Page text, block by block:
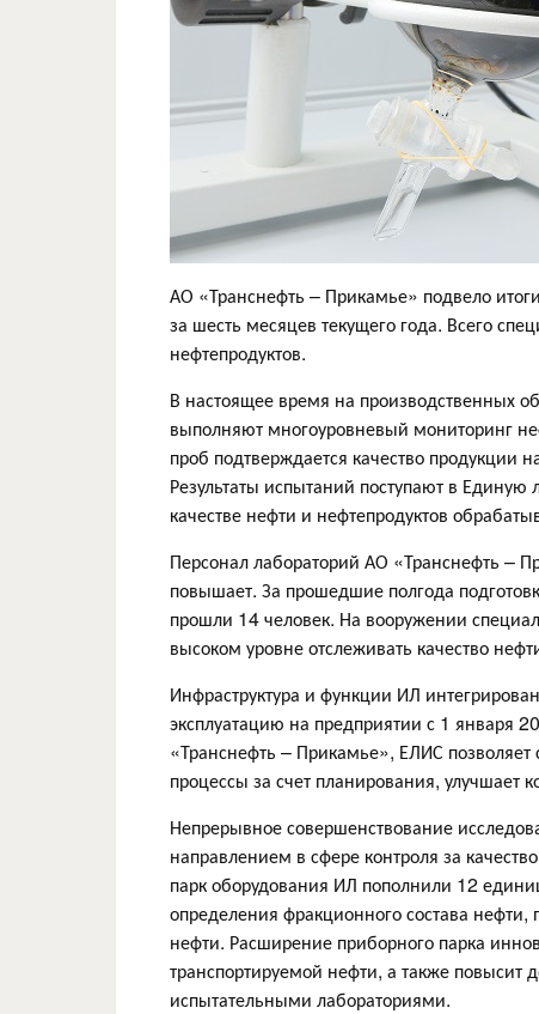
АО «Транснефть – Прикамье» подвело
за шесть месяцев текущего года. Всего
нефтепродуктов.
В настоящее время на производственных
выполняют многоуровневый мониторинг
проб подтверждается качество продукции
Результаты испытаний поступают в
качестве нефти и нефтепродуктов
Персонал лабораторий АО «Транснефть –
повышает. За прошедшие полгода
прошли 14 человек. На вооружении
высоком уровне отслеживать качество
Инфраструктура и функции ИЛ
эксплуатацию на предприятии с 1 января
«Транснефть – Прикамье», ЕЛИС
процессы за счет планирования, улучшает
Непрерывное совершенствование
направлением в сфере контроля за
парк оборудования ИЛ пополнили 12
определения фракционного состава
нефти. Расширение приборного парка
транспортируемой нефти, а также повысит
испытательными лабораториями.